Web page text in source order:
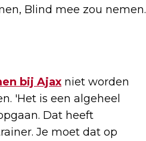
Blind mee zou nemen.
bij Ajax niet worden
'Het is een algeheel
Dat heeft
Je moet dat op